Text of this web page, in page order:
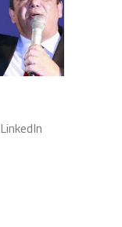
LinkedIn